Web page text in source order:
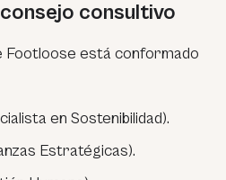
consultivo
Footloose está conformado
en Sostenibilidad).
Estratégicas).